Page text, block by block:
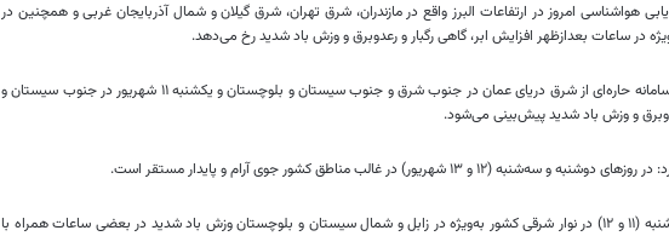
امروز در ارتفاعات البرز واقع در مازندران، شرق تهران، شرق گیلان و شمال آذربایجان غربی و همچنین در
در ساعات بعدازظهر افزایش ابر، گاهی رگبار و رعدوبرق و وزش باد شدید رخ می‌دهد.
وی ادامه داد: شنبه ۱۰ شهریور با گذر سامانه حاره‌ای از شرق دریای عمان در جنوب شرق و جنوب سیستان و بلوچستان و یکشنبه ۱۱ شهریور در جنوب سیستان و
و وزش باد شدید پیش‌بینی می‌شود.
شهریور) در غالب مناطق کشور جوی آرام و پایدار مستقر است.
رفیعی افزود: در روزهای یکشنبه و دوشنبه (۱۱ و ۱۲) در نوار شرقی کشور به‌ویژه در زابل و شمال سیستان و بلوچستان وزش باد شدید در بعضی ساعات همراه با